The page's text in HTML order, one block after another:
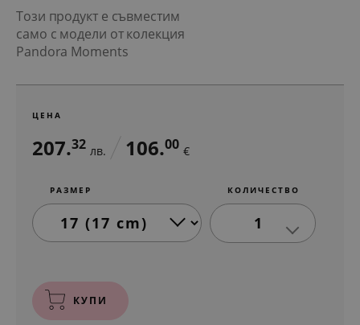
Този продукт е съвместим
само с модели от колекция
Pandora Moments
ЦЕНА
207.32 лв. 106.00 €
РАЗМЕР КОЛИЧЕСТВО
1
КУПИ